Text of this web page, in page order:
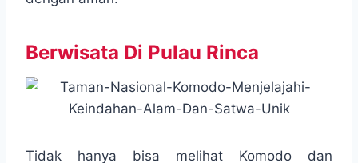
Berwisata Di Pulau Rinca
Tidak hanya bisa melihat Komodo dan